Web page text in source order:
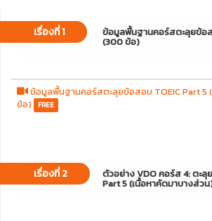
เรื่องที่ 1 ข้อมูลพื้นฐานคอร์สตะลุยข้อ
(300 ข้อ)
ข้อมูลพื้นฐานคอร์สตะลุยข้อสอบ TOEIC Part 5
ข้อ) FREE
เรื่องที่ 2 ตัวอย่าง VDO คอร์ส 4: ตะลุ
Part 5 (เนื้อหาคัดมาบางส่ว